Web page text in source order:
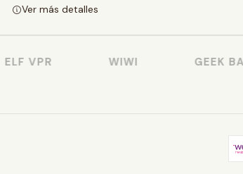
Ver más detalles
ELF VPR WIWI GEEK BAR